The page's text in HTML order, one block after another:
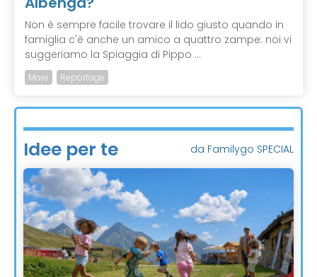
Non è sempre facile trovare il lido giusto quando in
famiglia c'è anche un amico a quattro zampe: noi vi
suggeriamo la Spiaggia di Pippo ...
Mare Reportage
Idee per te da Familygo SPECIAL